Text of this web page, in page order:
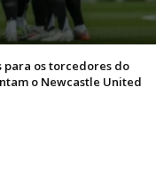
para os torcedores do
o Newcastle United